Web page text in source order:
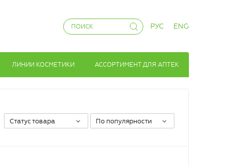
РУС ENG
ЛИНИИ КОСМЕТИКИ АССОРТИМЕНТ ДЛЯ АПТЕК
Статус товара По популярности